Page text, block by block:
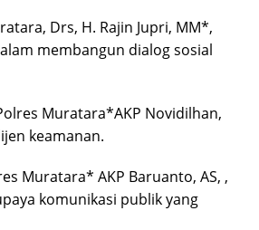
Drs, H. Rajin Jupri, MM*,
membangun dialog sosial
Muratara*AKP Novidilhan,
keamanan.
Muratara* AKP Baruanto, AS, ,
komunikasi publik yang